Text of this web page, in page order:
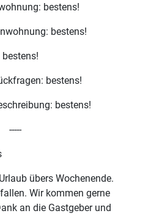
bestens!
bestens!
bestens!
bestens!
-----
übers Wochenende.
Wir kommen gerne
an die Gastgeber und